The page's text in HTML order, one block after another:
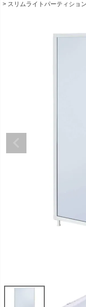
スリムライトパーティショ